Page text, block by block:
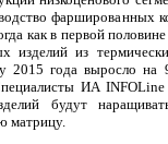
фаршированных
как в первой
изделий из
2015 года выросло на
ИА
будут
матрицу.